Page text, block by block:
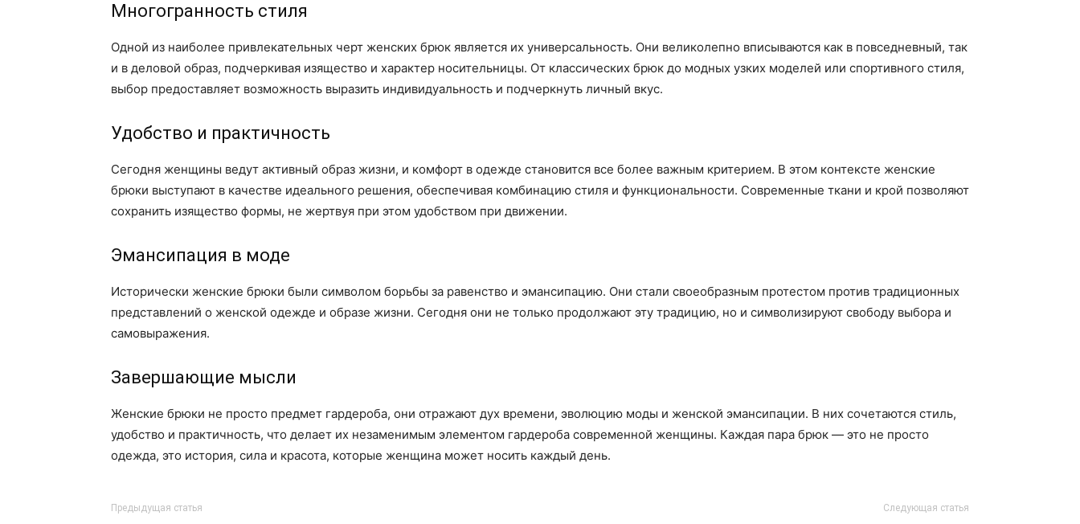
Многогранность стиля
Одной из наиболее привлекательных черт женских брюк является их универсальность. Они великолепно вписываются как в повседневный, так
и в деловой образ, подчеркивая изящество и характер носительницы. От классических брюк до модных узких моделей или спортивного стиля,
выбор предоставляет возможность выразить индивидуальность и подчеркнуть личный вкус.
Удобство и практичность
Сегодня женщины ведут активный образ жизни, и комфорт в одежде становится все более важным критерием. В этом контексте женские
брюки выступают в качестве идеального решения, обеспечивая комбинацию стиля и функциональности. Современные ткани и крой позволяют
сохранить изящество формы, не жертвуя при этом удобством при движении.
Эмансипация в моде
Исторически женские брюки были символом борьбы за равенство и эмансипацию. Они стали своеобразным протестом против традиционных
представлений о женской одежде и образе жизни. Сегодня они не только продолжают эту традицию, но и символизируют свободу выбора и
самовыражения.
Завершающие мысли
Женские брюки не просто предмет гардероба, они отражают дух времени, эволюцию моды и женской эмансипации. В них сочетаются стиль,
удобство и практичность, что делает их незаменимым элементом гардероба современной женщины. Каждая пара брюк — это не просто
одежда, это история, сила и красота, которые женщина может носить каждый день.
Предыдущая статья Следующая статья